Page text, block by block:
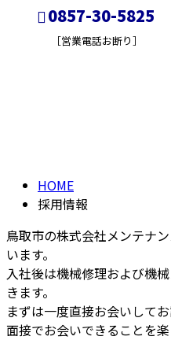
0857-30-5825
［営業電話お断り］
HOME
採用情報
鳥取市の株式会社メンテナ
います。
入社後は機械修理および機
きます。
まずは一度直接お会いして
面接でお会いできることを